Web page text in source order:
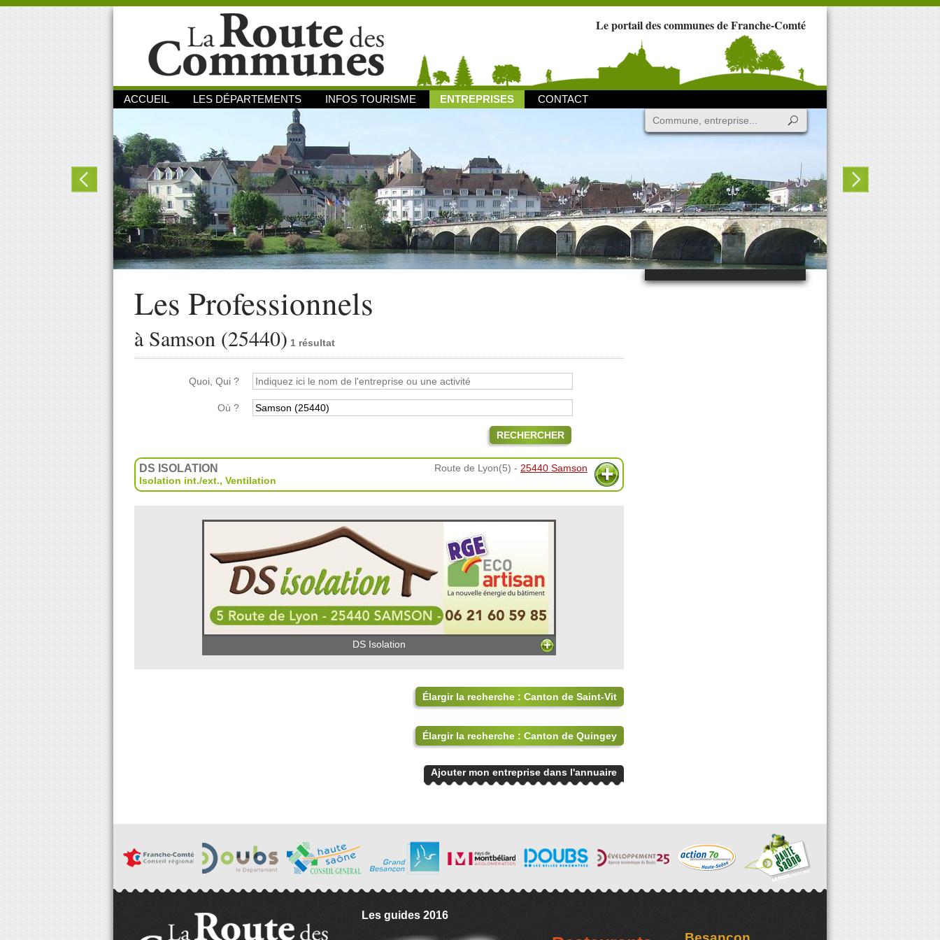
Le portail des communes de Franche-Comté
ACCUEIL LES DÉPARTEMENTS INFOS TOURISME ENTREPRISES CONTACT
Les Professionnels
à Samson (25440) 1 résultat
Quoi, Qui ?
Où ?
RECHERCHER
DS ISOLATION Route de Lyon(5) - 25440 Samson
Isolation int./ext., Ventilation
DS Isolation
Élargir la recherche : Canton de Saint-Vit
Élargir la recherche : Canton de Quingey
Ajouter mon entreprise dans l'annuaire
Les guides 2016